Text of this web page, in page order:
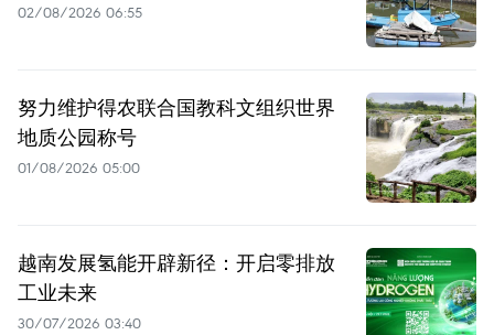
02/08/2026 06:55
努力维护得农联合国教科文组织世界
地质公园称号
01/08/2026 05:00
越南发展氢能开辟新径：开启零排放
工业未来
30/07/2026 03:40